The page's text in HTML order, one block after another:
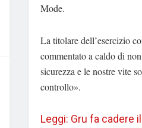
Mode.
La titolare dell’esercizio
commentato a caldo di
sicurezza e le nostre vite
controllo».
Leggi: Gru fa cadere